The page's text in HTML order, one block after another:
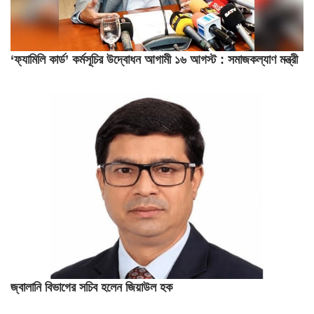
‘ফ্যামিলি কার্ড’ কর্মসূচির উদ্বোধন আগামী ১৬ আগস্ট : সমাজকল্যাণ মন্ত্রী
জ্বালানি বিভাগের সচিব হলেন জিয়াউল হক